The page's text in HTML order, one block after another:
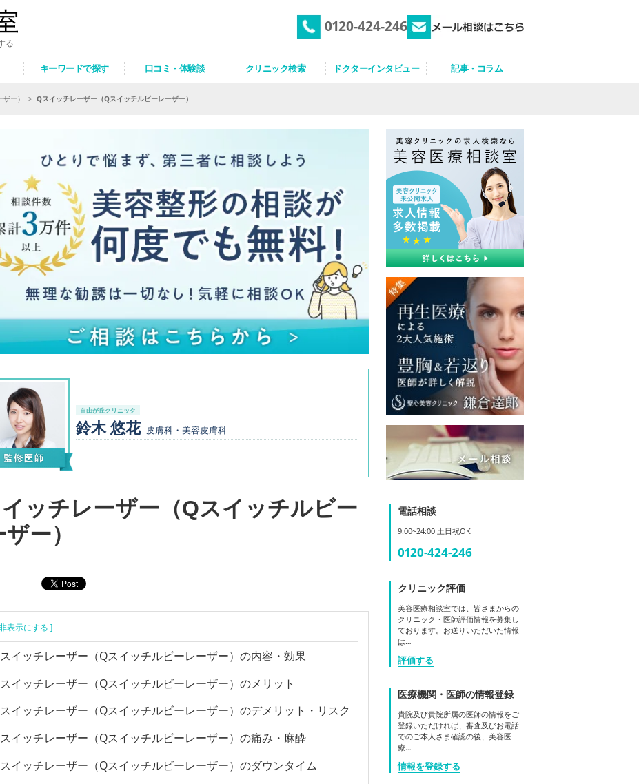
る
0120-424-246
キーワードで探す 口コミ・体験談 クリニック検索 ドクターインタビュー 記事・コラム
ー） > Qスイッチレーザー（Qスイッチルビーレーザー）
自由が丘クリニック
鈴木 悠花 皮膚科・美容皮膚科
ッチレーザー（Qスイッチルビー
ー）
表示にする ]
イッチレーザー（Qスイッチルビーレーザー）の内容・効果
イッチレーザー（Qスイッチルビーレーザー）のメリット
イッチレーザー（Qスイッチルビーレーザー）のデメリット・リスク
イッチレーザー（Qスイッチルビーレーザー）の痛み・麻酔
イッチレーザー（Qスイッチルビーレーザー）のダウンタイム
電話相談
9:00~24:00 土日祝OK
0120-424-246
クリニック評価
美容医療相談室では、皆さまからの
クリニック・医師評価情報を募集し
ております。お送りいただいた情報
は…
評価する
医療機関・医師の情報登録
貴院及び貴院所属の医師の情報をご
登録いただければ、審査及びお電話
でのご本人さま確認の後、美容医
療…
情報を登録する